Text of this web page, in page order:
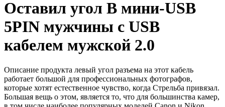
Оставил угол B мини-USB
5PIN мужчины с USB
кабелем мужской 2.0
Описание продукта левый угол разъема на этот кабель
работает большой для профессиональных фотографов,
которые хотят естественное чувство, когда Стрельба привязал.
Большая вещь о этом, является то, что для большинства камер,